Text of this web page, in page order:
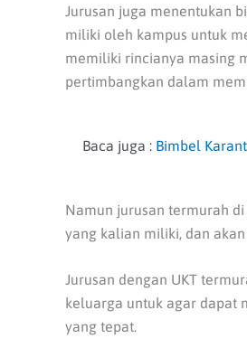
Jurusan juga menentukan
miliki oleh kampus untuk
memiliki rincianya masing
pertimbangkan dalam
Baca juga : Bimbel
Namun jurusan termurah
yang kalian miliki, dan
Jurusan dengan UKT
keluarga untuk agar dapat
yang tepat.